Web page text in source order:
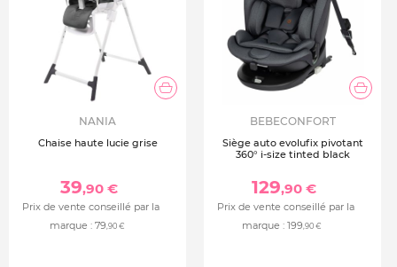
NANIA
Chaise haute lucie grise
39,90 €
Prix de vente conseillé par la
marque : 79,90 €
BEBECONFORT
Siège auto evolufix pivotant
360° i-size tinted black
129,90 €
Prix de vente conseillé par la
marque : 199,90 €